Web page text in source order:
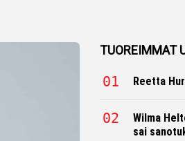
TUOREIMMAT
Reetta
Wilma
sai